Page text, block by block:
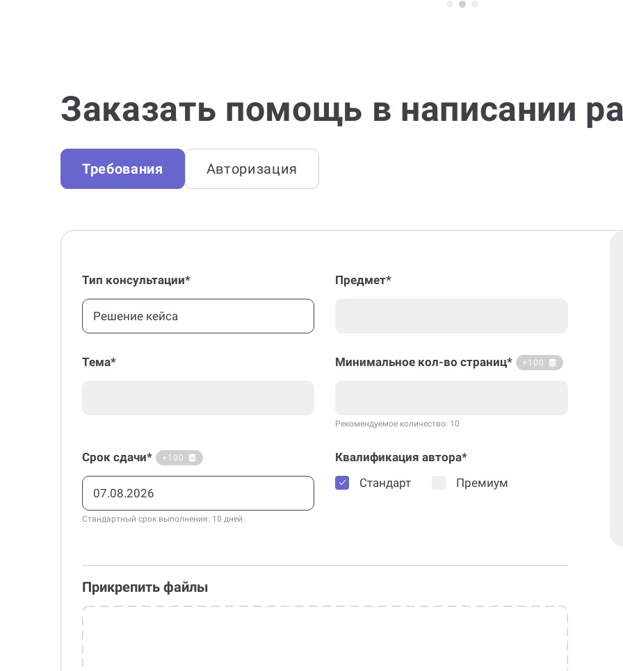
Заказать помощь в написании
Требования Авторизация
Тип консультации*
Решение кейса
Предмет*
Тема* Минимальное кол-во страниц* +100
Рекомендуемое количество: 10
Срок сдачи* +100
Стандартный срок выполнения: 10 дней
Квалификация автора*
Стандарт
Премиум
Прикрепить файлы